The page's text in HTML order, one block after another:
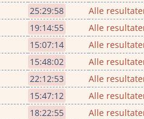
25:29:58
Alle
19:14:55
Alle
15:07:14
Alle
15:48:02
Alle
22:12:53
Alle
15:47:12
Alle
18:22:55
Alle